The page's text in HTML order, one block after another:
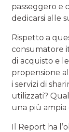
passeggero e
dedicarsi alle
Rispetto a
consumatore
di acquisto e
propensione
i servizi di
utilizzati?
una più ampia
Il Report ha